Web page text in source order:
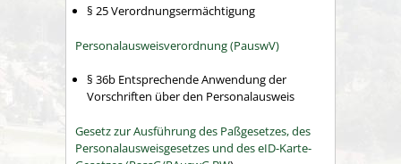
§ 25 Verordnungsermächtigung
Personalausweisverordnung (PauswV)
§ 36b Entsprechende Anwendung der
Vorschriften über den Personalausweis
Gesetz zur Ausführung des Paßgesetzes, des
Personalausweisgesetzes und des eID-Karte-